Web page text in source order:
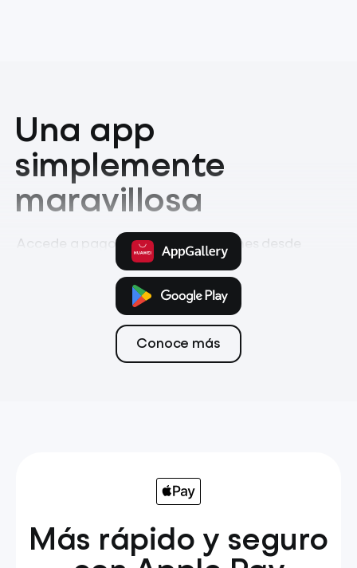
Una app
simplemente
maravillosa
Accede a pagos, ahorro e inversiones desde
Tarjeta Transferencias
Conoce más
Más rápido y seguro